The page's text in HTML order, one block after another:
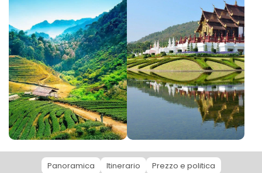
Panoramica Itinerario
Prezzo e politica